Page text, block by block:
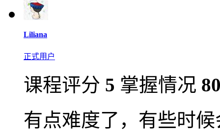
Liliana
正式用户
课程评分 5 掌握情况
有点难度了，有些时